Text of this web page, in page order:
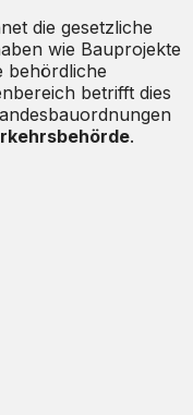
die gesetzliche
wie Bauprojekte
behördliche
betrifft dies
.